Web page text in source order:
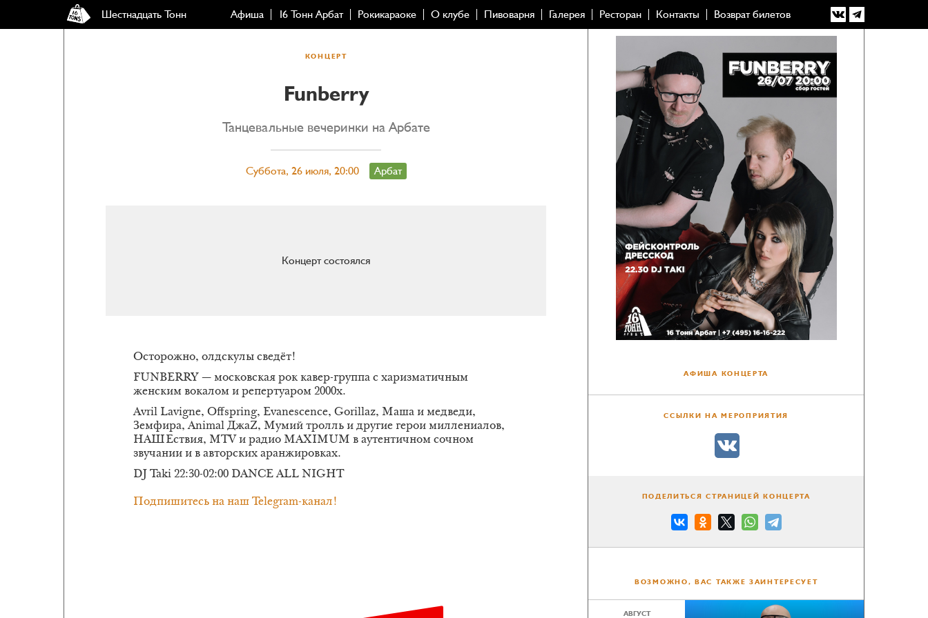
Шестнадцать Тонн Афиша 16 Тонн Арбат Рокикараоке О клубе Пивоварня Галерея Ресторан Контакты Возврат билетов
КОНЦЕРТ
Funberry
Танцевальные вечеринки на Арбате
Суббота, 26 июля, 20:00 Арбат
Концерт состоялся
Осторожно, олдскулы сведёт!
FUNBERRY — московская рок кавер-группа с харизматичным
женским вокалом и репертуаром 2000х.
Avril Lavigne, Offspring, Evanescence, Gorillaz, Маша и медведи,
Земфира, Animal ДжаZ, Мумий тролль и другие герои миллениалов,
НАШЕствия, MTV и радио MAXIMUM в аутентичном сочном
звучании и в авторских аранжировках.
DJ Taki 22:30-02:00 DANCE ALL NIGHT
Подпишитесь на наш Telegram-канал!
АФИША КОНЦЕРТА
ССЫЛКИ НА МЕРОПРИЯТИЯ
ПОДЕЛИТЬСЯ СТРАНИЦЕЙ КОНЦЕРТА
ВОЗМОЖНО, ВАС ТАКЖЕ ЗАИНТЕРЕСУЕТ
АВГУСТ